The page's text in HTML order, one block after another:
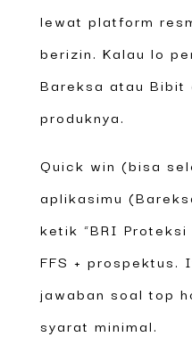
lewat platform
berizin. Kalau lo
Bareksa atau Bibit
produknya.
Quick win (bisa
aplikasimu
ketik “BRI
FFS + prospektus.
jawaban soal top
syarat minimal.